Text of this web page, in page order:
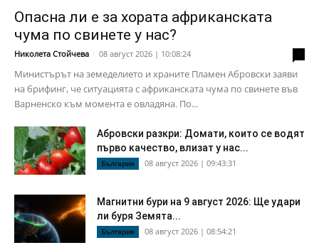
Опасна ли е за хората африканската
чума по свинете у нас?
Николета Стойчева - 08 август 2026 | 10:08:24
Министърът на земеделието и храните Пламен Абровски заяви
на брифинг, че ситуацията с африканската чума по свинете във
Варненско към момента е овладяна. По...
Абровски разкри: Домати, които се водят
първо качество, влизат у нас...
България 08 август 2026 | 09:43:31
Магнитни бури на 9 август 2026: Ще удари
ли буря Земята...
България 08 август 2026 | 08:54:21